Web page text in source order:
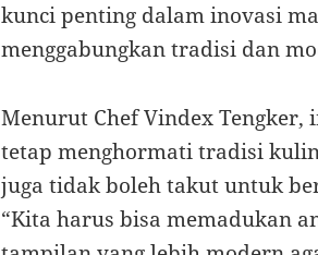
kunci penting dalam inovasi
menggabungkan tradisi dan
Menurut Chef Vindex Tengker,
tetap menghormati tradisi
juga tidak boleh takut untuk
“Kita harus bisa memadukan